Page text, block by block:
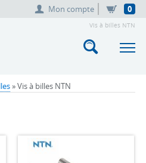
Mon compte 0
Vis à billes NTN
» Vis à billes NTN